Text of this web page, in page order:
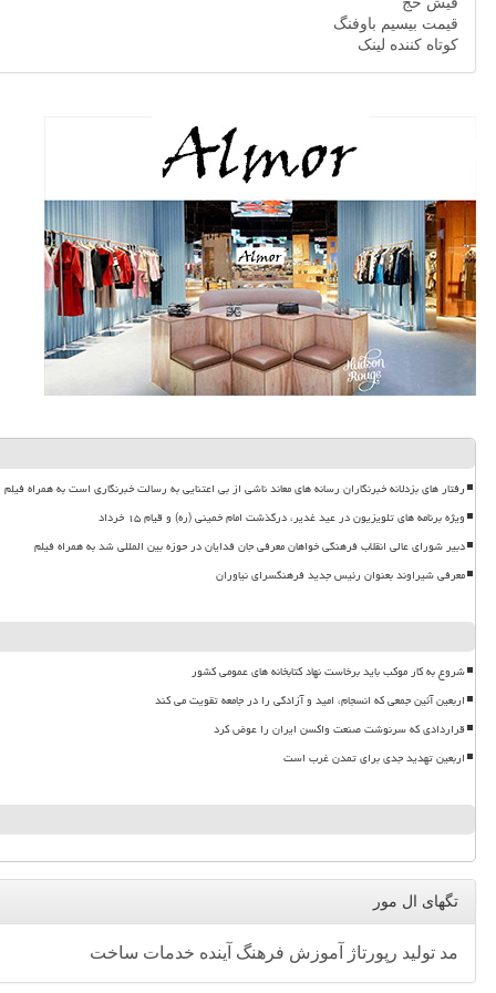
قیمت بیسیم باوفنگ
کوتاه کننده لینک
رفتار های بزدلانه خبرنگاران رسانه های معاند ناشی از بی اعتنایی به رسالت خبرنگاری است به همراه فیلم
ویژه برنامه های تلویزیون در عید غدیر، درگذشت امام خمینی (ره) و قیام ۱۵ خرداد
دبیر شورای عالی انقلاب فرهنگی خواهان معرفی جان فدایان در حوزه بین المللی شد به همراه فیلم
معرفی شیراوند بعنوان رئیس جدید فرهنگسرای نیاوران
شروع به کار موکب باید برخاست نهاد کتابخانه های عمومی کشور
اربعین آئین جمعی که انسجام، امید و آزادگی را در جامعه تقویت می کند
قراردادی که سرنوشت صنعت واکسن ایران را عوض کرد
اربعین تهدید جدی برای تمدن غرب است
تگهای ال مور
مد تولید رپورتاژ آموزش فرهنگ آینده خدمات ساخت